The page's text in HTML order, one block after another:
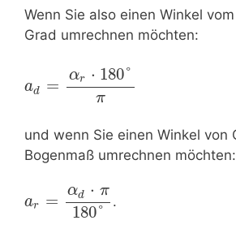
Wenn Sie also einen Winkel
Grad umrechnen möchten:
ad =
αr ⋅ 180°
π
und wenn Sie einen Winkel von
Bogenmaß umrechnen möchten:
ar = αd ⋅ π
180°
.